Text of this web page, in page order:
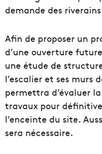
demande des
Afin de proposer un
d’une ouverture
une étude de
l’escalier et ses murs
permettra d’évaluer
travaux pour
l’enceinte du site.
sera nécessaire.